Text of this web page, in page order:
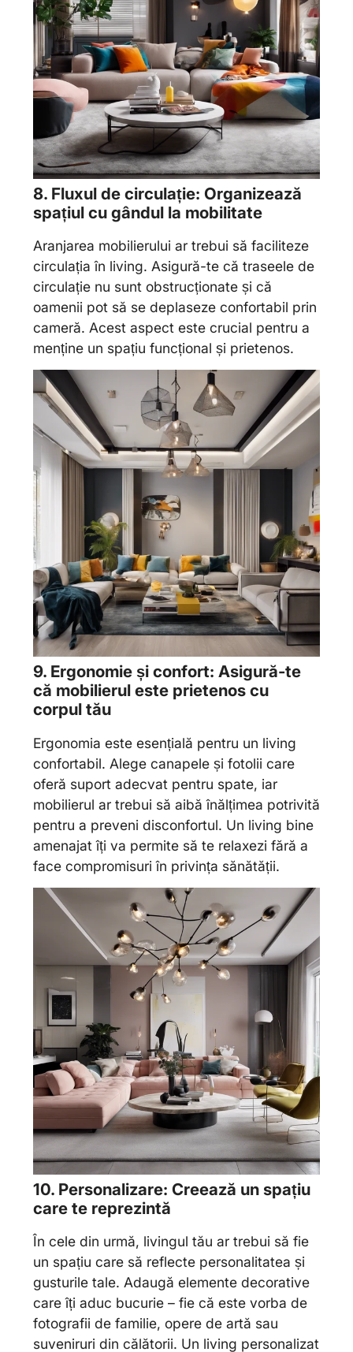
8. Fluxul de circulație: Organizează
spațiul cu gândul la mobilitate
Aranjarea mobilierului ar trebui să faciliteze
circulația în living. Asigură-te că traseele de
circulație nu sunt obstrucționate și că
oamenii pot să se deplaseze confortabil prin
cameră. Acest aspect este crucial pentru a
menține un spațiu funcțional și prietenos.
9. Ergonomie și confort: Asigură-te
că mobilierul este prietenos cu
corpul tău
Ergonomia este esențială pentru un living
confortabil. Alege canapele și fotolii care
oferă suport adecvat pentru spate, iar
mobilierul ar trebui să aibă înălțimea potrivită
pentru a preveni disconfortul. Un living bine
amenajat îți va permite să te relaxezi fără a
face compromisuri în privința sănătății.
10. Personalizare: Creează un spațiu
care te reprezintă
În cele din urmă, livingul tău ar trebui să fie
un spațiu care să reflecte personalitatea și
gusturile tale. Adaugă elemente decorative
care îți aduc bucurie – fie că este vorba de
fotografii de familie, opere de artă sau
suveniruri din călătorii. Un living personalizat